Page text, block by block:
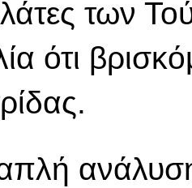
των
ότι